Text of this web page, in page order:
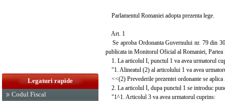
Legaturi rapide
Codul Fiscal
Parlamentul Romaniei adopta prezenta lege.
Art. 1
Se aproba Ordonanta Guvernului nr. 79 din
publicata in Monitorul Oficial al Romaniei,
1. La articolul I, punctul 1 va avea urmatorul
"1. Alineatul (2) al articolului 1 va avea
<<(2) Prevederile prezentei ordonante se
2. La articolul I, dupa punctul 1 se introduc
"1^1. Articolul 3 va avea urmatorul cuprins: